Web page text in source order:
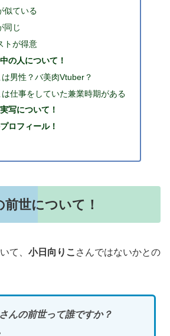
似ている
同じ
トが得意
の人について！
男性？バ美肉Vtuber？
仕事をしていた兼業時期がある
写について！
ロフィール！
世について！
て、 小日向りこ さんではないかとの
んの前世って誰ですか？